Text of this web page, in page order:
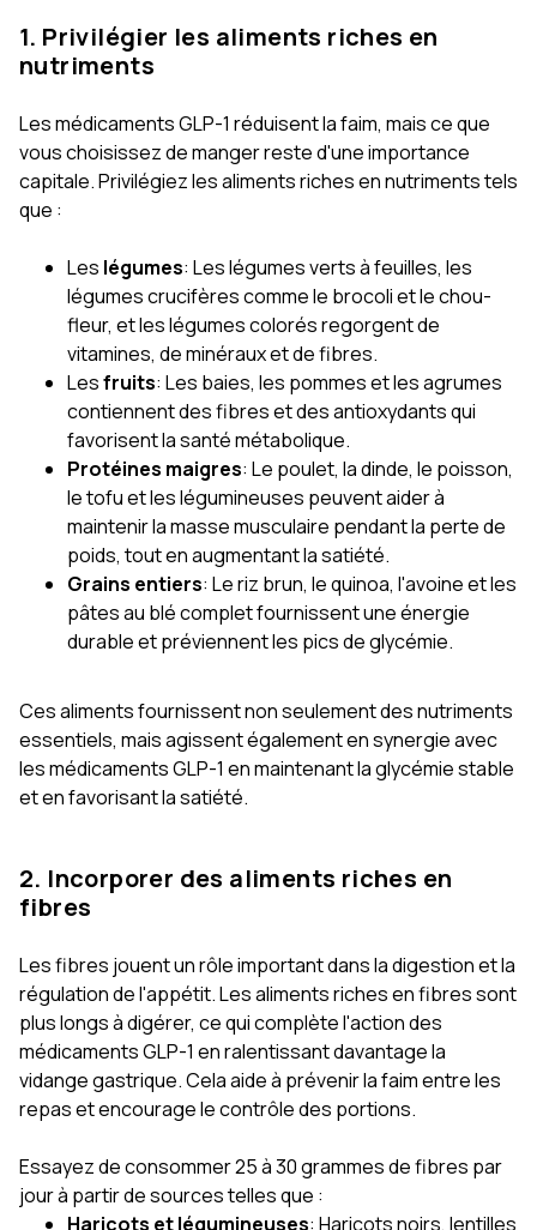
1. Privilégier les aliments riches en
nutriments
Les médicaments GLP-1 réduisent la faim, mais ce que
vous choisissez de manger reste d'une importance
capitale. Privilégiez les aliments riches en nutriments tels
que :
Les légumes: Les légumes verts à feuilles, les
légumes crucifères comme le brocoli et le chou-
fleur, et les légumes colorés regorgent de
vitamines, de minéraux et de fibres.
Lesfruits: Les baies, les pommes et les agrumes
contiennent des fibres et des antioxydants qui
favorisent la santé métabolique.
Protéines maigres: Le poulet, la dinde, le poisson,
le tofu et les légumineuses peuvent aider à
maintenir la masse musculaire pendant la perte de
poids, tout en augmentant la satiété.
Grains entiers: Le riz brun, le quinoa, l'avoine et les
pâtes au blé complet fournissent une énergie
durable et préviennent les pics de glycémie.
Ces aliments fournissent non seulement des nutriments
essentiels, mais agissent également en synergie avec
les médicaments GLP-1 en maintenant la glycémie stable
et en favorisant la satiété.
2. Incorporer des aliments riches en
fibres
Les fibres jouent un rôle important dans la digestion et la
régulation de l'appétit. Les aliments riches en fibres sont
plus longs à digérer, ce qui complète l'action des
médicaments GLP-1 en ralentissant davantage la
vidange gastrique. Cela aide à prévenir la faim entre les
repas et encourage le contrôle des portions.
Essayez de consommer 25 à 30 grammes de fibres par
jour à partir de sources telles que :
Haricots et légumineuses: Haricots noirs, lentilles